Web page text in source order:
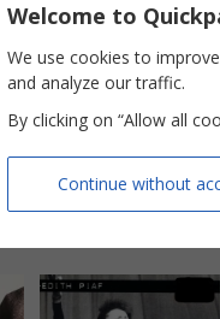
Welcome to
We use cookies to
and analyze our traffic.
By clicking on “Allow all
Continue without